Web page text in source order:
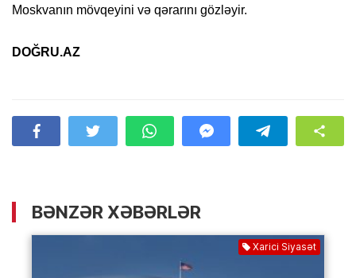
Moskvanın mövqeyini və qərarını gözləyir.
DOĞRU.AZ
BƏNZƏR XƏBƏRLƏR
Xarici Siyasət